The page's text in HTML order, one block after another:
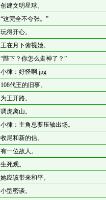
创建文明星球。
“这完全不夸张。”
玩得开心。
王在月下俯视她。
“陛下？你怎么走神了？”
小律：好怪啊.jpg
108代王的旧事。
为王开路。
调虎离山。
小律：主角总要压轴出场。
收尾和新的信。
有一位故人。
生死观。
她应该带来和平。
小型密谈。